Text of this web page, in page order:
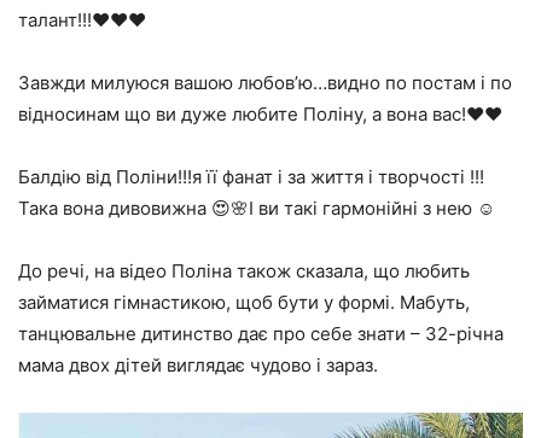
талант!!!❤️❤️❤️
Завжди милуюся вашою любов’ю…видно по постам і по
відносинам що ви дуже любите Поліну, а вона вас!❤️❤️
Балдію від Поліни!!!я її фанат і за життя і творчості !!!
Така вона дивовижна 😍🌸І ви такі гармонійні з нею ☺️
До речі, на відео Поліна також сказала, що любить
займатися гімнастикою, щоб бути у формі. Мабуть,
танцювальне дитинство дає про себе знати – 32-річна
мама двох дітей виглядає чудово і зараз.